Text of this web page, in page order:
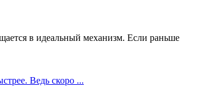
в идеальный механизм. Если раньше
Ведь скоро ...